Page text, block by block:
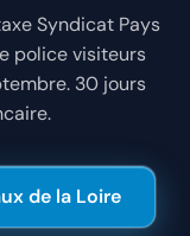
Syndicat Pays
police visiteurs
30 jours
de la Loire